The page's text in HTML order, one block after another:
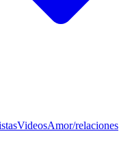
VideosAmor/relaciones